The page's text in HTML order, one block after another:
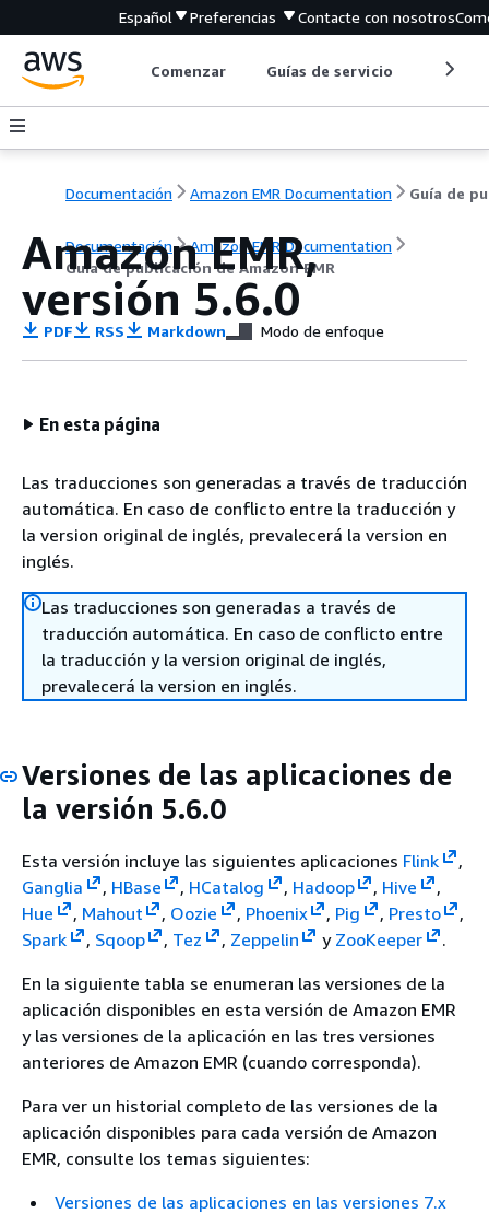
Español Preferencias Contacte con nosotros
Comenzar Guías de servicio
Documentación Amazon EMR Documentation
Documentación
Amazon EMR Documentation
Guía de publicación de Amazon EMR
Amazon EMR,
versión 5.6.0
PDF RSS Markdown Modo de enfoque
En esta página
Las traducciones son generadas a través de traducción
automática. En caso de conflicto entre la traducción y
la version original de inglés, prevalecerá la version en
inglés.
Las traducciones son generadas a través de
traducción automática. En caso de conflicto entre
la traducción y la version original de inglés,
prevalecerá la version en inglés.
Versiones de las aplicaciones de
la versión 5.6.0
Esta versión incluye las siguientes aplicaciones Flink
,
Ganglia
, HBase , HCatalog , Hadoop , Hive
,
Hue
, Mahout , Oozie , Phoenix , Pig , Presto
,
Spark
, Sqoop , Tez , Zeppelin y ZooKeeper
.
En la siguiente tabla se enumeran las versiones de la
aplicación disponibles en esta versión de Amazon EMR
y las versiones de la aplicación en las tres versiones
anteriores de Amazon EMR (cuando corresponda).
Para ver un historial completo de las versiones de la
aplicación disponibles para cada versión de Amazon
EMR, consulte los temas siguientes:
Versiones de las aplicaciones en las versiones 7.x